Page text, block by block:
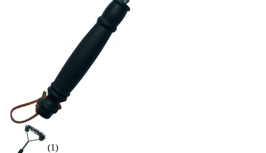
(1)